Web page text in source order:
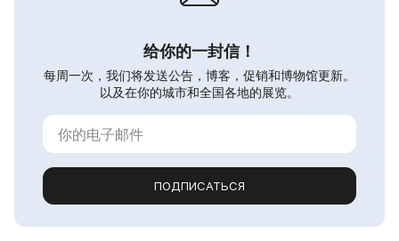
给你的一封信！
每周一次，我们将发送公告，博客，促销和博物馆更新。
以及在你的城市和全国各地的展览。
ПОДПИСАТЬСЯ